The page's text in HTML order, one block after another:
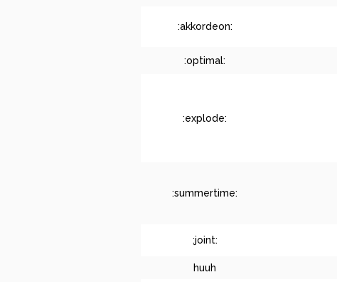
:akkordeon:
:optimal:
:explode:
:summertime:
:joint:
huuh